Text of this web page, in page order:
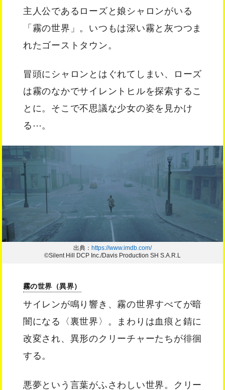
主人公であるローズと娘シャロンがいる
「霧の世界」。いつもは深い霧と灰つつま
れたゴーストタウン。
冒頭にシャロンとはぐれてしまい、ローズ
は霧のなかでサイレントヒルを探索するこ
とに。そこで不思議な少女の姿を見かけ
る⋯。
出典： https://www.imdb.com/
©Silent Hill DCP Inc./Davis Production SH S.A.R.L
霧の世界（異界）
サイレンが鳴り響き、霧の世界すべてが暗
闇になる〈裏世界〉。まわりは血痕と錆に
改変され、異形のクリーチャーたちが徘徊
する。
悪夢という言葉がふさわしい世界。クリー